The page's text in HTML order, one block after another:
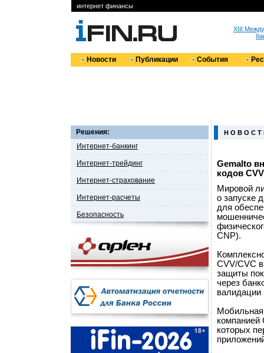
интернет финансы
XIII
Новости Публикации События
Решения:
Интернет-банкинг
Интернет-трейдинг
Интернет-страхование
Интернет-расчеты
Безопасность
Н О В О С Т
Gemalto
кодов
Мировой
о запуске
для
CNP).
CVV/CVC
защиты
через
валидации
Мобильная
компанией
которых